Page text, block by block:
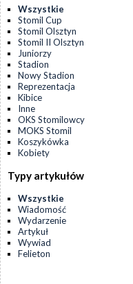
Wszystkie
Stomil Cup
Stomil Olsztyn
Stomil II Olsztyn
Juniorzy
Stadion
Nowy Stadion
Reprezentacja
Kibice
Inne
OKS Stomilowcy
MOKS Stomil
Koszykówka
Kobiety
Typy artykułów
Wszystkie
Wiadomość
Wydarzenie
Artykuł
Wywiad
Felieton